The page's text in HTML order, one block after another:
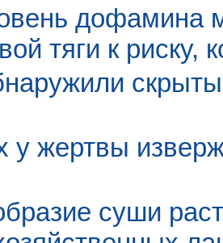
дофамина
тяги к риску,
у жертвы
суши